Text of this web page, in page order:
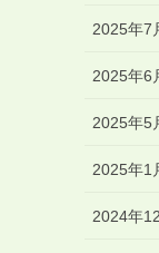
2025年7
2025年6
2025年5
2025年1
2024年